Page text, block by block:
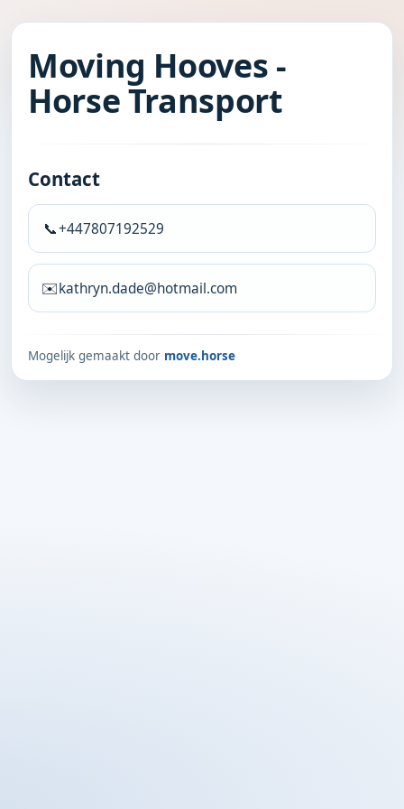
Moving Hooves -
Horse Transport
Contact
📞+447807192529
✉️kathryn.dade@hotmail.com
Mogelijk gemaakt door move.horse